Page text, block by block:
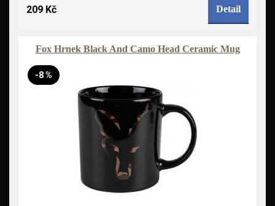
209 Kč Detail
Fox Hrnek Black And Camo Head Ceramic Mug
-8 %